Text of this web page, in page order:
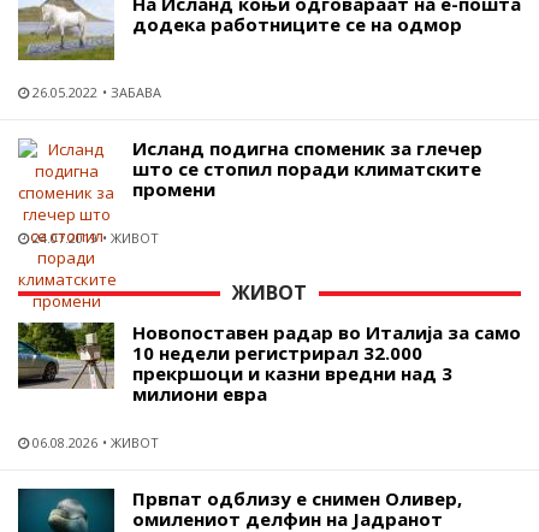
додека работниците се на одмор
26.05.2022 ЗАБАВА
Исланд подигна споменик за глечер
што се стопил поради климатските
промени
24.07.2019 ЖИВОТ
ЖИВОТ
Новопоставен радар во Италија за само
10 недели регистрирал 32.000
прекршоци и казни вредни над 3
милиони евра
06.08.2026 ЖИВОТ
Првпат одблизу е снимен Оливер,
омилениот делфин на Јадранот